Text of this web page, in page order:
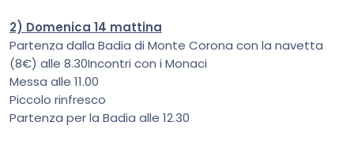
2) Domenica 14 mattina
Partenza dalla Badia di Monte Corona con la navetta
(8€) alle 8.30Incontri con i Monaci
Messa alle 11.00
Piccolo rinfresco
Partenza per la Badia alle 12.30